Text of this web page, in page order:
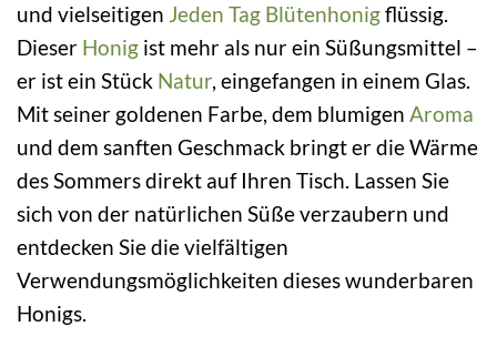
und vielseitigen Jeden Tag Blütenhonigflüssig.
Dieser Honig ist mehr als nur ein Süßungsmittel –
er ist ein Stück Natur, eingefangen in einem Glas.
Mit seiner goldenen Farbe, dem blumigen Aroma
und dem sanften Geschmack bringt er die Wärme
des Sommers direkt auf Ihren Tisch. Lassen Sie
sich von der natürlichen Süße verzaubern und
entdecken Sie die vielfältigen
Verwendungsmöglichkeiten dieses wunderbaren
Honigs.